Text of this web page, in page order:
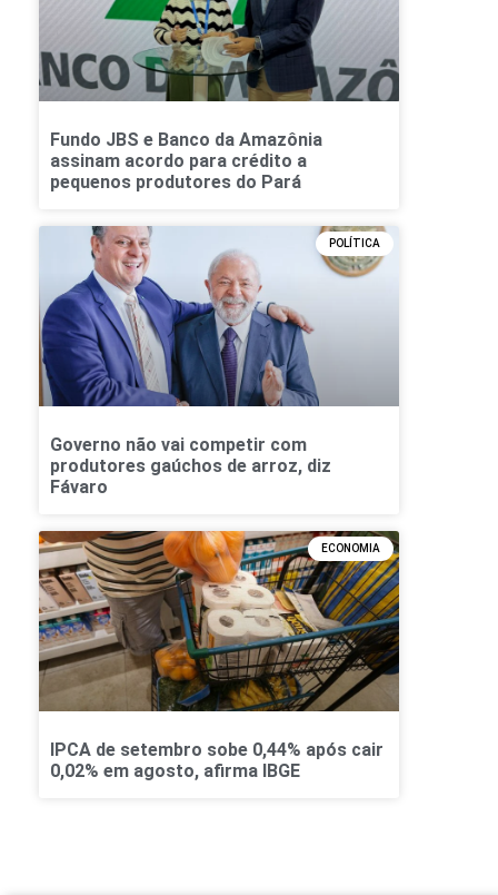
Fundo JBS e Banco da Amazônia
assinam acordo para crédito a
pequenos produtores do Pará
POLÍTICA
Governo não vai competir com
produtores gaúchos de arroz, diz
Fávaro
ECONOMIA
IPCA de setembro sobe 0,44% após cair
0,02% em agosto, afirma IBGE